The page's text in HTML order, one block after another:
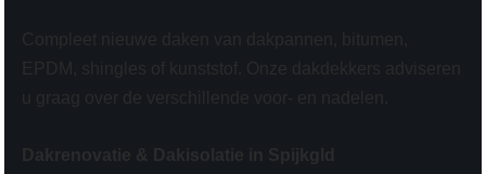
Compleet nieuwe daken van dakpannen, bitumen,
EPDM, shingles of kunststof. Onze dakdekkers adviseren
u graag over de verschillende voor- en nadelen.
Dakrenovatie & Dakisolatie in Spijkgld